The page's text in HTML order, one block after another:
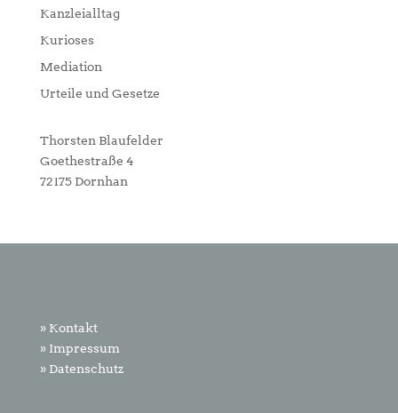
Kanzleialltag
Kurioses
Mediation
Urteile und Gesetze
Thorsten Blaufelder
Goethestraße 4
72175 Dornhan
» Kontakt
» Impressum
» Datenschutz